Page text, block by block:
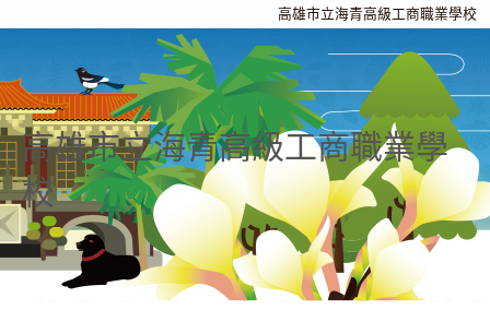
高雄市立海青高級工商職業學校
高雄市立海青高級工商職業學
校